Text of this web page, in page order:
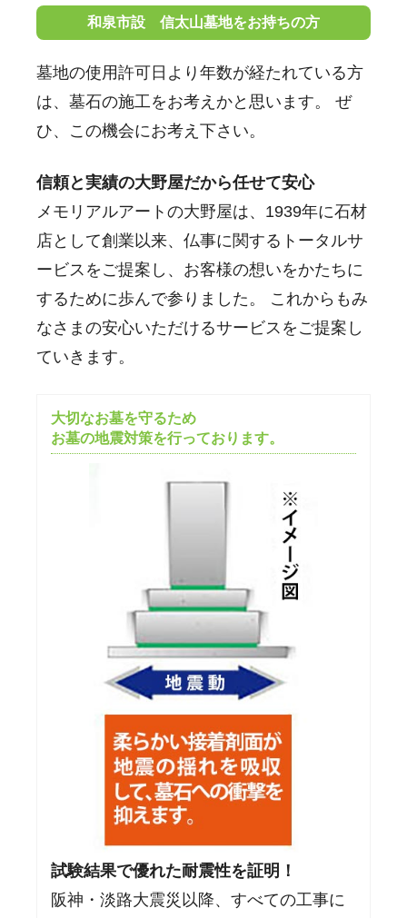
和泉市設 信太山墓地をお持ちの方
墓地の使用許可日より年数が経たれている方
は、墓石の施工をお考えかと思います。 ぜ
ひ、この機会にお考え下さい。
信頼と実績の大野屋だから任せて安心
メモリアルアートの大野屋は、1939年に石材
店として創業以来、仏事に関するトータルサ
ービスをご提案し、お客様の想いをかたちに
するために歩んで参りました。 これからもみ
なさまの安心いただけるサービスをご提案し
ていきます。
大切なお墓を守るため
お墓の地震対策を行っております。
試験結果で優れた耐震性を証明！
阪神・淡路大震災以降、すべての工事に